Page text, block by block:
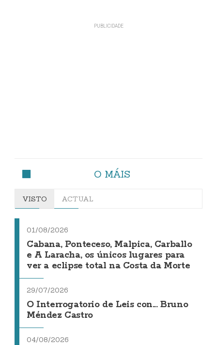
O MÁIS
VISTO ACTUAL
01/08/2026
Cabana, Ponteceso, Malpica, Carballo
e A Laracha, os únicos lugares para
ver a eclipse total na Costa da Morte
29/07/2026
O Interrogatorio de Leis con... Bruno
Méndez Castro
04/08/2026